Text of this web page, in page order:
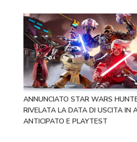
ANNUNCIATO STAR WARS
RIVELATA LA DATA DI USCITA IN
ANTICIPATO E PLAYTEST